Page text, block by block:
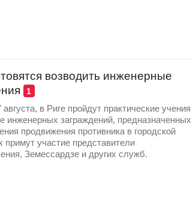
возводить инженерные
1
августа, в Риге пройдут практические учения
инженерных заграждений, предназначенных
продвижения противника в городской
примут участие представители
Земессардзе и других служб.